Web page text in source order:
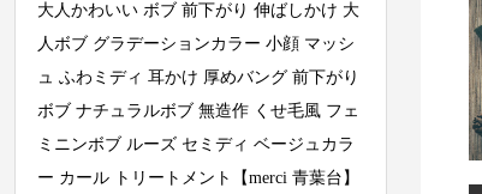
大人かわいい ボブ 前下がり 伸ばしかけ 大
人ボブ グラデーションカラー 小顔 マッシ
ュ ふわミディ 耳かけ 厚めバング 前下がり
ボブ ナチュラルボブ 無造作 くせ毛風 フェ
ミニンボブ ルーズ セミディ ベージュカラ
ー カール トリートメント【merci 青葉台】